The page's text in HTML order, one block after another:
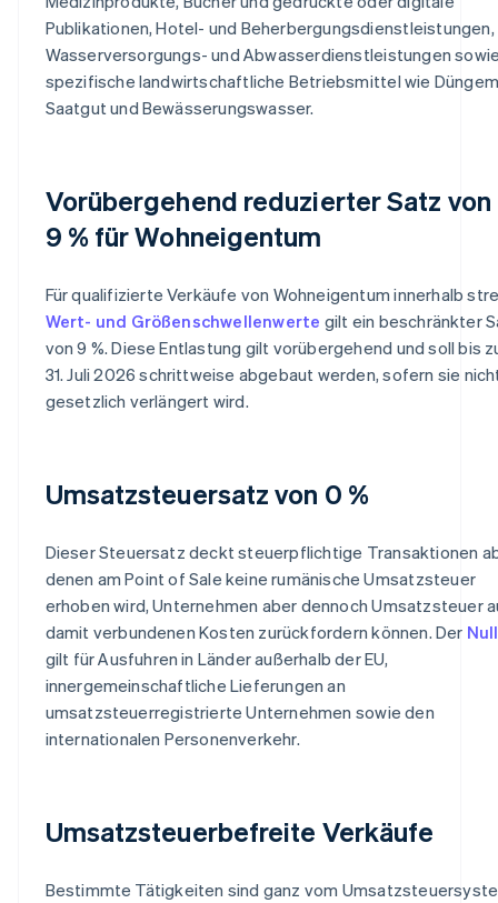
Publikationen, Hotel- und Beherbergungsdienstleistungen,
Wasserversorgungs- und Abwasserdienstleistungen
spezifische landwirtschaftliche Betriebsmittel wie
Saatgut und Bewässerungswasser.
Vorübergehend reduzierter Satz von
9 % für Wohneigentum
Für qualifizierte Verkäufe von Wohneigentum innerhalb
Wert- und Größenschwellenwerte gilt ein beschränkter
von 9 %. Diese Entlastung gilt vorübergehend und soll bis
31. Juli 2026 schrittweise abgebaut werden, sofern sie
gesetzlich verlängert wird.
Umsatzsteuersatz von 0 %
Dieser Steuersatz deckt steuerpflichtige Transaktionen
denen am Point of Sale keine rumänische Umsatzsteuer
erhoben wird, Unternehmen aber dennoch Umsatzsteuer
damit verbundenen Kosten zurückfordern können. Der
gilt für Ausfuhren in Länder außerhalb der EU,
innergemeinschaftliche Lieferungen an
umsatzsteuerregistrierte Unternehmen sowie den
internationalen Personenverkehr.
Umsatzsteuerbefreite Verkäufe
Bestimmte Tätigkeiten sind ganz vom